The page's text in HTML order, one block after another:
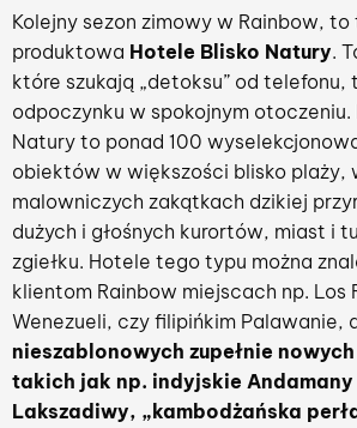
Kolejny sezon zimowy w Rainbow,
produktowa Hotele Blisko Natury.
które szukają „detoksu” od telefonu,
odpoczynku w spokojnym otoczeniu.
Natury to ponad 100
obiektów w większości blisko plaży,
malowniczych zakątkach dzikiej
dużych i głośnych kurortów, miast i
zgiełku. Hotele tego typu można
klientom Rainbow miejscach np. Los
Wenezueli, czy filipińkim Palawanie,
nieszablonowych zupełnie
takich jak np. indyjskie Andamany
Lakszadiwy, „kambodżańska